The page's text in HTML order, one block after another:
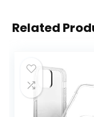
Related